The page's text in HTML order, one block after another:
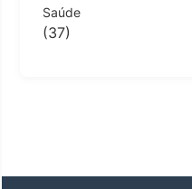
Saúde
(37)